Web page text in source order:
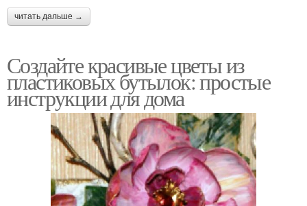
читать дальше →
Создайте красивые цветы из
пластиковых бутылок: простые
инструкции для дома